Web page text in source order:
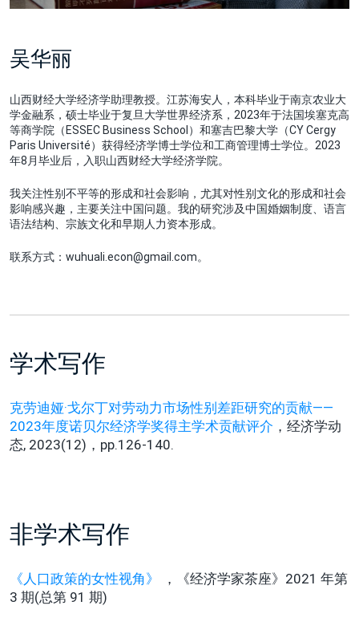
吴华丽
山西财经大学经济学助理教授。江苏海安人，本科毕业于南京农业大
学金融系，硕士毕业于复旦大学世界经济系，2023年于法国埃塞克高
等商学院（ESSEC Business School）和塞吉巴黎大学（CY Cergy
Paris Université）获得经济学博士学位和工商管理博士学位。2023
年8月毕业后，入职山西财经大学经济学院。
我关注性别不平等的形成和社会影响，尤其对性别文化的形成和社会
影响感兴趣，主要关注中国问题。我的研究涉及中国婚姻制度、语言
语法结构、宗族文化和早期人力资本形成。
联系方式：wuhuali.econ@gmail.com。
学术写作
克劳迪娅·戈尔丁对劳动力市场性别差距研究的贡献——
2023年度诺贝尔经济学奖得主学术贡献评介 ，经济学动
态, 2023(12)，pp.126-140.
非学术写作
《人口政策的女性视角》
，《经济学家茶座》2021 年第
3 期(总第 91 期)